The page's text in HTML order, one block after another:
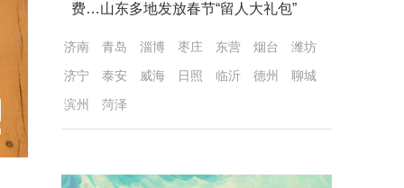
费…山东多地发放春节“留人大礼包”
济南 青岛 淄博 枣庄 东营 烟台
潍坊
济宁
泰安 威海 日照 临沂 德州
聊城
滨州
菏泽